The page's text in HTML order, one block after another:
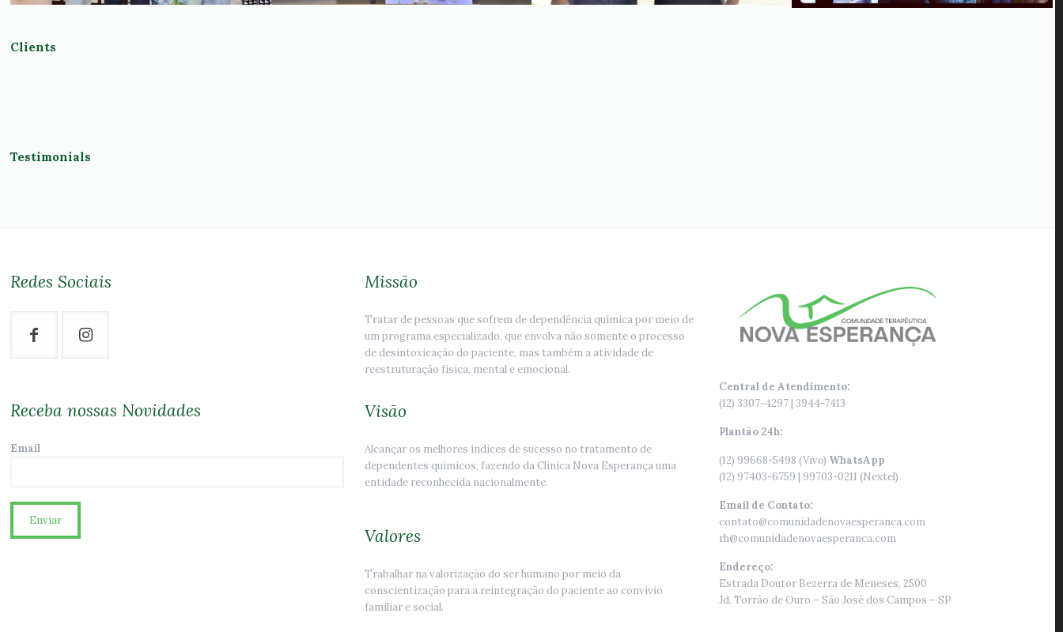
Clients
Testimonials
Redes Sociais
Receba nossas Novidades
Email
Missão
Tratar de pessoas que sofrem de dependência química por meio de
um programa especializado, que envolva não somente o processo
de desintoxicação do paciente, mas também a atividade de
reestruturação física, mental e emocional.
Visão
Alcançar os melhores índices de sucesso no tratamento de
dependentes químicos, fazendo da Clínica Nova Esperança uma
entidade reconhecida nacionalmente.
Valores
Trabalhar na valorização do ser humano por meio da
conscientização para a reintegração do paciente ao convívio
familiar e social.
Central de Atendimento:
(12) 3307-4297 | 3944-7413
Plantão 24h:
(12) 99668-5498 (Vivo) WhatsApp
(12) 97403-6759 | 99703-0211 (Nextel)
Email de Contato:
contato@comunidadenovaesperanca.com
rh@comunidadenovaesperanca.com
Endereço:
Estrada Doutor Bezerra de Meneses, 2500
Jd. Torrão de Ouro – São José dos Campos – SP